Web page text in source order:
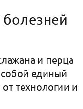
и перца
единый
технологии и